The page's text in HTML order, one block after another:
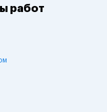
работ